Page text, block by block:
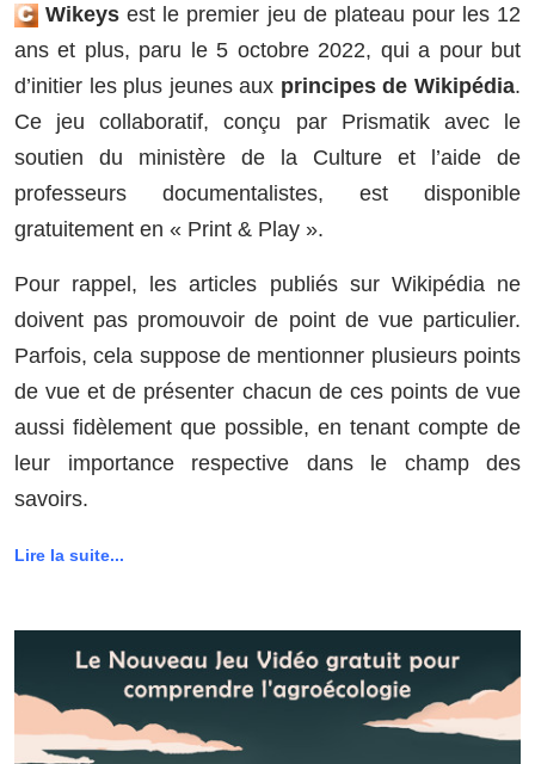
Wikeys est le premier jeu de plateau pour les 12
ans et plus, paru le 5 octobre 2022, qui a pour but
d’initier les plus jeunes aux principes de Wikipédia.
Ce jeu collaboratif, conçu par Prismatik avec le
soutien du ministère de la Culture et l’aide de
professeurs documentalistes, est disponible
gratuitement en « Print & Play ».
Pour rappel, les articles publiés sur Wikipédia ne
doivent pas promouvoir de point de vue particulier.
Parfois, cela suppose de mentionner plusieurs points
de vue et de présenter chacun de ces points de vue
aussi fidèlement que possible, en tenant compte de
leur importance respective dans le champ des
savoirs.
Lire la suite...